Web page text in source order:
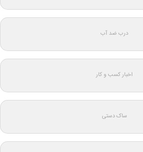
درب ضد آب
اخبار کسب و کار
ساک دستی